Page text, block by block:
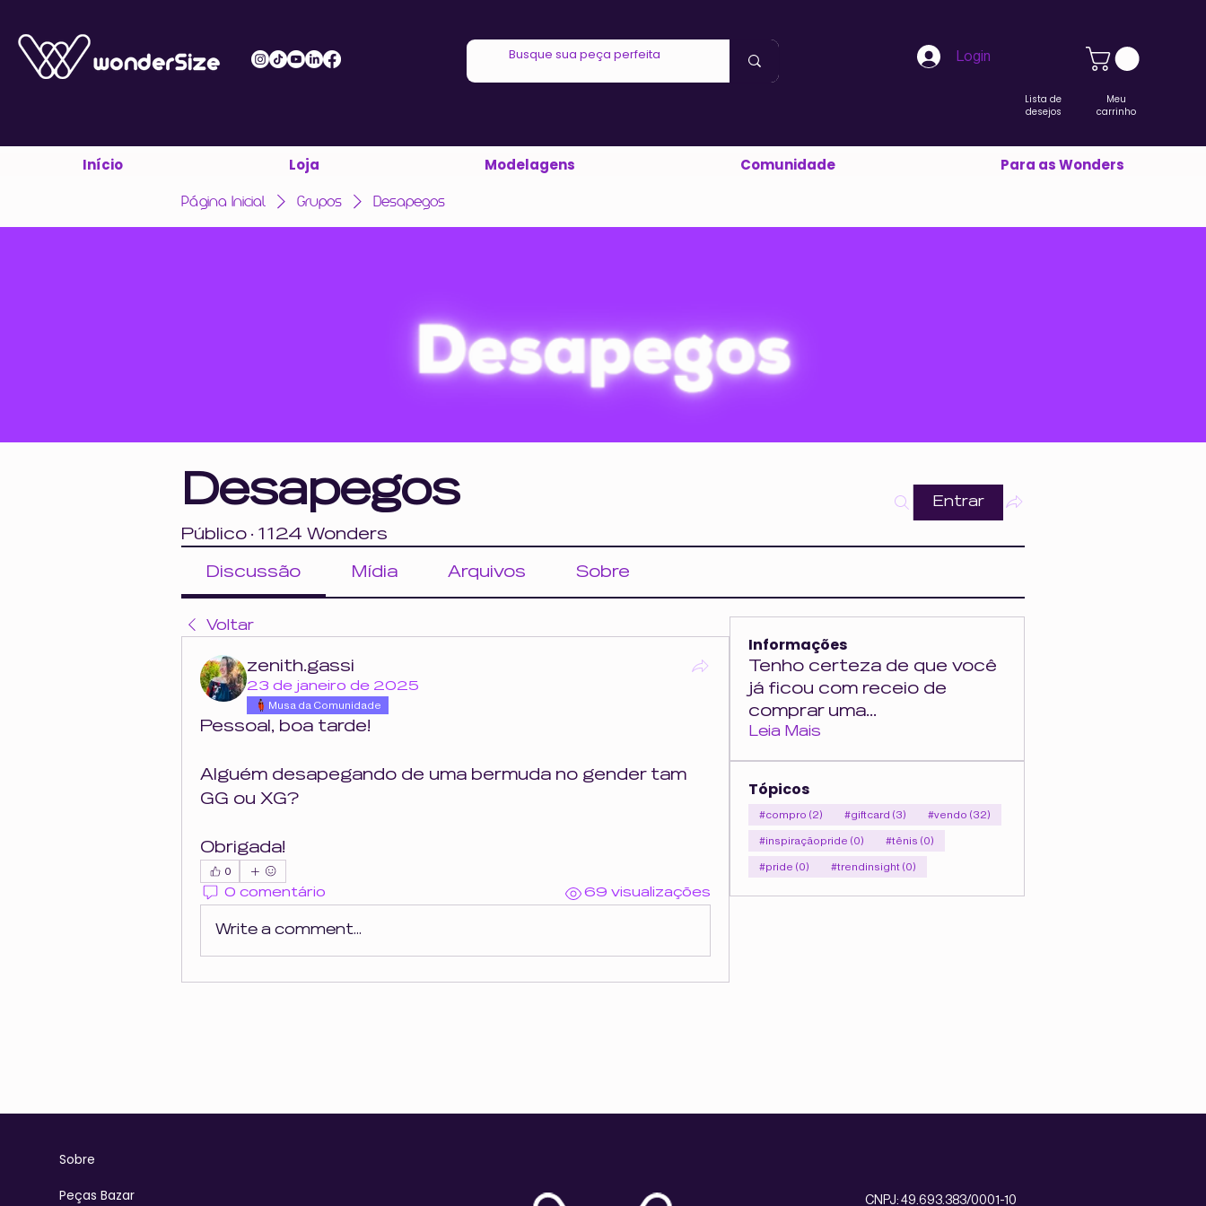
Login
Lista de
desejos
Meu
carrinho
Início Loja Modelagens Comunidade Para as Wonders
Página Inicial Grupos Desapegos
Desapegos
Público · 1124 Wonders
Entrar
Discussão Mídia Arquivos Sobre
Voltar
zenith.gassi
23 de janeiro de 2025
Musa da Comunidade
Pessoal, boa tarde!
Alguém desapegando de uma bermuda no gender tam
GG ou XG?
Obrigada!
0
0 comentário 69 visualizações
Write a comment...
Informações
Tenho certeza de que você
já ficou com receio de
comprar uma...
Leia Mais
Tópicos
#compro (2) #giftcard (3) #vendo (32)
#inspiraçãopride (0) #tênis (0)
#pride (0) #trendinsight (0)
Sobre
Peças Bazar
CNPJ: 49.693.383/0001-10